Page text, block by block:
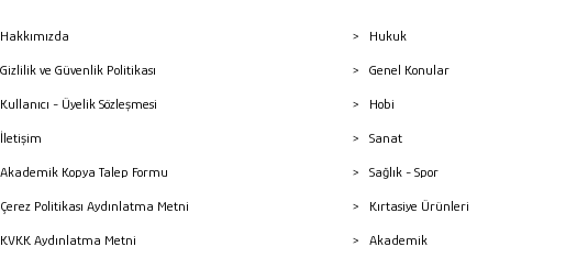
Hakkımızda
Gizlilik ve Güvenlik Politikası
Kullanıcı - Üyelik Sözleşmesi
İletişim
Akademik Kopya Talep Formu
Çerez Politikası Aydınlatma Metni
KVKK Aydınlatma Metni
Hukuk
Genel Konular
Hobi
Sanat
Sağlık - Spor
Kırtasiye Ürünleri
Akademik